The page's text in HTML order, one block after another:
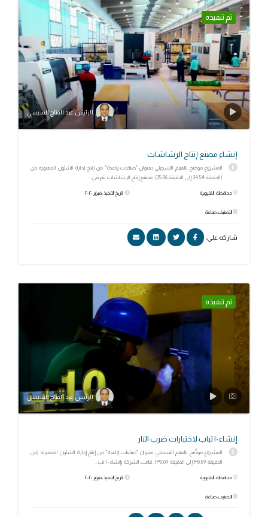
تم تنفيذه
الرئيس عبد الفتاح السيسي
إنشاء مصنع إنتاج الرشاشات
المشروع موضح بالفيلم التسجيلي بعنوان "صناعات واعدة" من إنتاج إدارة الشئون المعنوية من
(الدقيقة 34:54 إلى الدقيقة 35:06). مصنع إنتاج الرشاشات يتم في...
محافظة: القليوبية
التصنيف: صناعة
تاريخ التنفيذ: فبراير ٢٠٢٠
شاركه علي:
تم تنفيذه
الرئيس عبد الفتاح السيسي
إنشاء ١٠ تباب لاختبارات ضرب النار
المشروع موضَّح بالفيلم التسجيلي بعنوان "صناعات واعدة" من إنتاج إدارة الشئون المعنوية (من
الدقيقة ٣٥:٤٧ إلى الدقيقة ٣٥:٥٩). قامت الشركة بإنشاء ١٠ تب...
محافظة: القليوبية
التصنيف: صناعة
تاريخ التنفيذ: فبراير ٢٠٢٠